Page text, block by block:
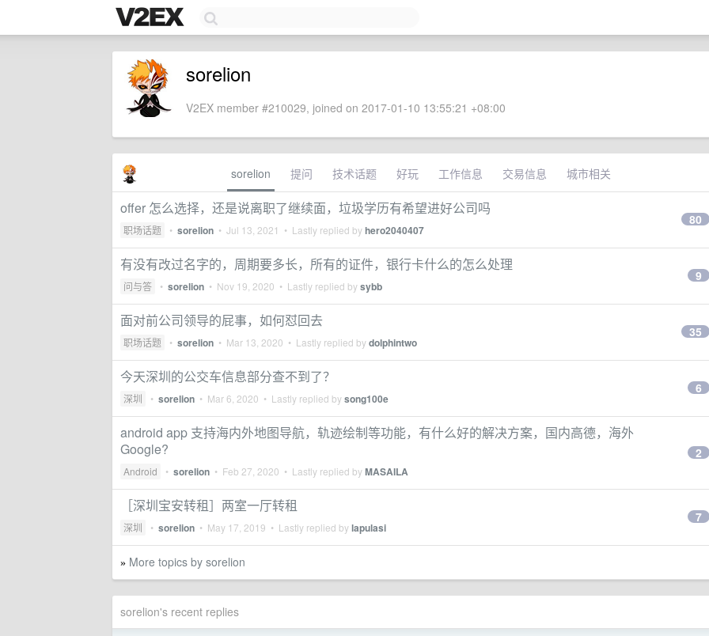
sorelion
V2EX member #210029, joined on 2017-01-10 13:55:21 +08:00
sorelion 提问 技术话题 好玩 工作信息 交易信息 城市相关
offer 怎么选择，还是说离职了继续面，垃圾学历有希望进好公司吗
职场话题 • sorelion • Jul 13, 2021 • Lastly replied byhero2040407
80
有没有改过名字的，周期要多长，所有的证件，银行卡什么的怎么处理
问与答 • sorelion • Nov 19, 2020 • Lastly replied bysybb
9
面对前公司领导的屁事，如何怼回去
职场话题 • sorelion • Mar 13, 2020 • Lastly replied bydolphintwo
35
今天深圳的公交车信息部分查不到了？
深圳 • sorelion • Mar 6, 2020 • Lastly replied bysong100e
6
android app 支持海内外地图导航，轨迹绘制等功能，有什么好的解决方案，国内高德，海外
Google?
Android • sorelion • Feb 27, 2020 • Lastly replied byMASAILA
2
［深圳宝安转租］两室一厅转租
深圳 • sorelion • May 17, 2019 • Lastly replied bylapulasi
7
» More topics by sorelion
sorelion's recent replies